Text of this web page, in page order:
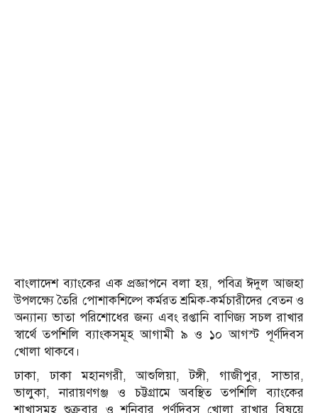
বাংলাদেশ ব্যাংকের এক প্রজ্ঞাপনে বলা হয়, পবিত্র ঈদুল আজহা
উপলক্ষ্যে তৈরি পোশাকশিল্পে কর্মরত শ্রমিক-কর্মচারীদের বেতন ও
অন্যান্য ভাতা পরিশোধের জন্য এবং রপ্তানি বাণিজ্য সচল রাখার
স্বার্থে তপশিলি ব্যাংকসমূহ আগামী ৯ ও ১০ আগস্ট পূর্ণদিবস
খোলা থাকবে।
ঢাকা, ঢাকা মহানগরী, আশুলিয়া, টঙ্গী, গাজীপুর, সাভার,
ভালুকা, নারায়ণগঞ্জ ও চট্টগ্রামে অবস্থিত তপশিলি ব্যাংকের
শাখাসমূহ শুক্রবার ও শনিবার পূর্ণদিবস খোলা রাখার বিষয়ে